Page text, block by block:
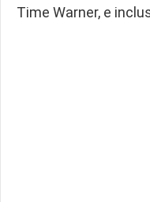
Time Warner, e